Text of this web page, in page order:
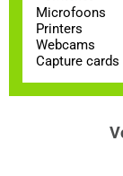
Microfoons
Printers
Webcams
Capture cards